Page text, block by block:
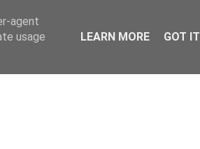
agent
usage
LEARN MORE GOT IT